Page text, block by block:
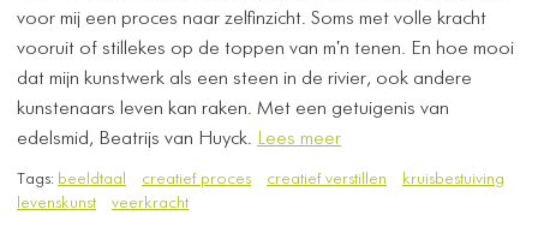
voor mij een proces naar zelfinzicht. Soms met volle kracht
vooruit of stillekes op de toppen van m'n tenen. En hoe mooi
dat mijn kunstwerk als een steen in de rivier, ook andere
kunstenaars leven kan raken. Met een getuigenis van
edelsmid, Beatrijs van Huyck. Lees meer
Tags: beeldtaal creatief proces creatief verstillen
kruisbestuiving
levenskunst
veerkracht